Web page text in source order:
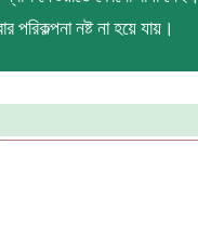
পরিকল্পনা নষ্ট না হয়ে যায়।